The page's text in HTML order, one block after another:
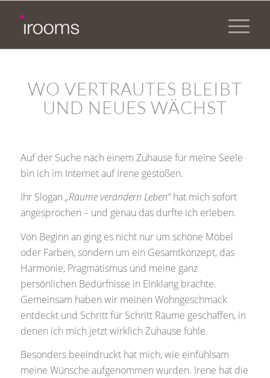
WO VERTRAUTES BLEIBT
UND NEUES WÄCHST
Auf der Suche nach einem Zuhause für meine Seele
bin ich im Internet auf Irene gestoßen.
Ihr Slogan „Räume verändern Leben“hat mich sofort
angesprochen – und genau das durfte ich erleben.
Von Beginn an ging es nicht nur um schöne Möbel
oder Farben, sondern um ein Gesamtkonzept, das
Harmonie, Pragmatismus und meine ganz
persönlichen Bedürfnisse in Einklang brachte.
Gemeinsam haben wir meinen Wohngeschmack
entdeckt und Schritt für Schritt Räume geschaffen, in
denen ich mich jetzt wirklich Zuhause fühle.
Besonders beeindruckt hat mich, wie einfühlsam
meine Wünsche aufgenommen wurden. Irene hat die